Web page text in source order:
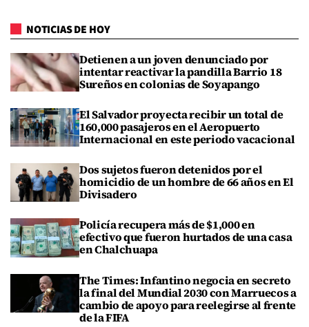
NOTICIAS DE HOY
Detienen a un joven denunciado por
intentar reactivar la pandilla Barrio 18
Sureños en colonias de Soyapango
El Salvador proyecta recibir un total de
160,000 pasajeros en el Aeropuerto
Internacional en este periodo vacacional
Dos sujetos fueron detenidos por el
homicidio de un hombre de 66 años en El
Divisadero
Policía recupera más de $1,000 en
efectivo que fueron hurtados de una casa
en Chalchuapa
The Times: Infantino negocia en secreto
la final del Mundial 2030 con Marruecos a
cambio de apoyo para reelegirse al frente
de la FIFA